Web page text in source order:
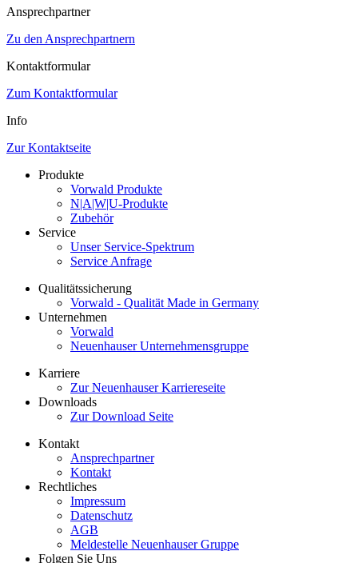
Ansprechpartner
Zu den Ansprechpartnern
Kontaktformular
Zum Kontaktformular
Info
Zur Kontaktseite
Produkte
Vorwald Produkte
N|A|W|U-Produkte
Zubehör
Service
Unser Service-Spektrum
Service Anfrage
Qualitätssicherung
Vorwald - Qualität Made in Germany
Unternehmen
Vorwald
Neuenhauser Unternehmensgruppe
Karriere
Zur Neuenhauser Karriereseite
Downloads
Zur Download Seite
Kontakt
Ansprechpartner
Kontakt
Rechtliches
Impressum
Datenschutz
AGB
Meldestelle Neuenhauser Gruppe
Folgen Sie Uns